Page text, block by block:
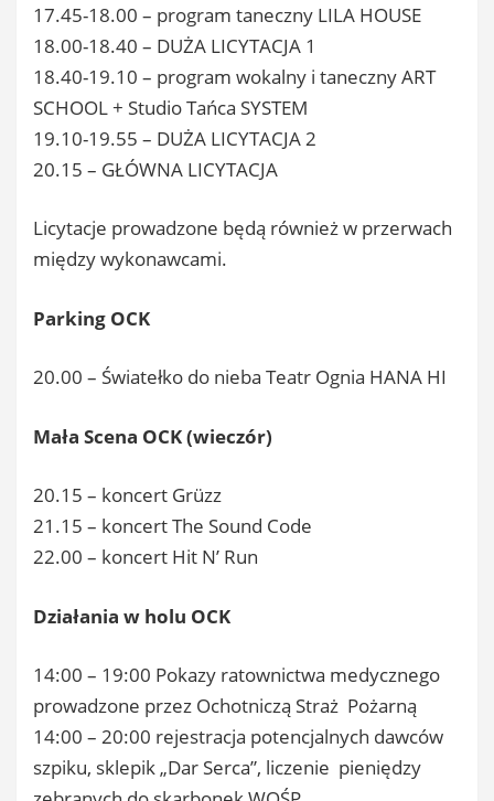
17.45-18.00 – program taneczny LILA HOUSE
18.00-18.40 – DUŻA LICYTACJA 1
18.40-19.10 – program wokalny i taneczny ART
SCHOOL + Studio Tańca SYSTEM
19.10-19.55 – DUŻA LICYTACJA 2
20.15 – GŁÓWNA LICYTACJA
Licytacje prowadzone będą również w przerwach
między wykonawcami.
Parking OCK
20.00 – Światełko do nieba Teatr Ognia HANA HI
Mała Scena OCK (wieczór)
20.15 – koncert ​Grüzz
21.15 – koncert ​The Sound Code
22.00 – koncert ​Hit N’ Run
Działania w holu OCK
14:00 – 19:00 Pokazy ratownictwa medycznego
prowadzone przez Ochotniczą Straż Pożarną
14:00 – 20:00 rejestracja potencjalnych dawców
szpiku, sklepik „Dar Serca”, liczenie pieniędzy